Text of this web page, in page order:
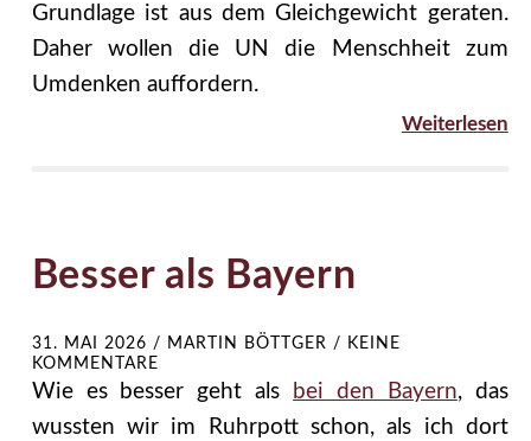
Grundlage ist aus dem Gleichgewicht geraten.
Daher wollen die UN die Menschheit zum
Umdenken auffordern.
Weiterlesen
Besser als Bayern
31. MAI 2026 / MARTIN BÖTTGER /
KEINE
KOMMENTARE
Wie es besser geht als bei den Bayern, das
wussten wir im Ruhrpott schon, als ich dort